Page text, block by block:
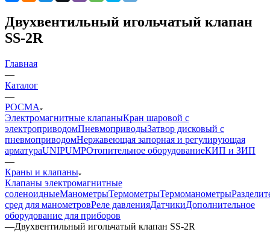
Двухвентильный игольчатый клапан
SS-2R
Главная
—
Каталог
—
РОСМА
Электромагнитные клапаныКран шаровой с
электроприводомПневмоприводыЗатвор дисковый с
пневмоприводомНержавеющая запорная и регулирующая
арматураUNIPUMPОтопительное оборудованиеКИП и ЗИП
—
Краны и клапаны
Клапаны электромагнитные
соленоидныеМанометрыТермометрыТермоманометры
сред для манометровРеле давленияДатчикиДополнительное
оборудование для приборов
—Двухвентильный игольчатый клапан SS-2R